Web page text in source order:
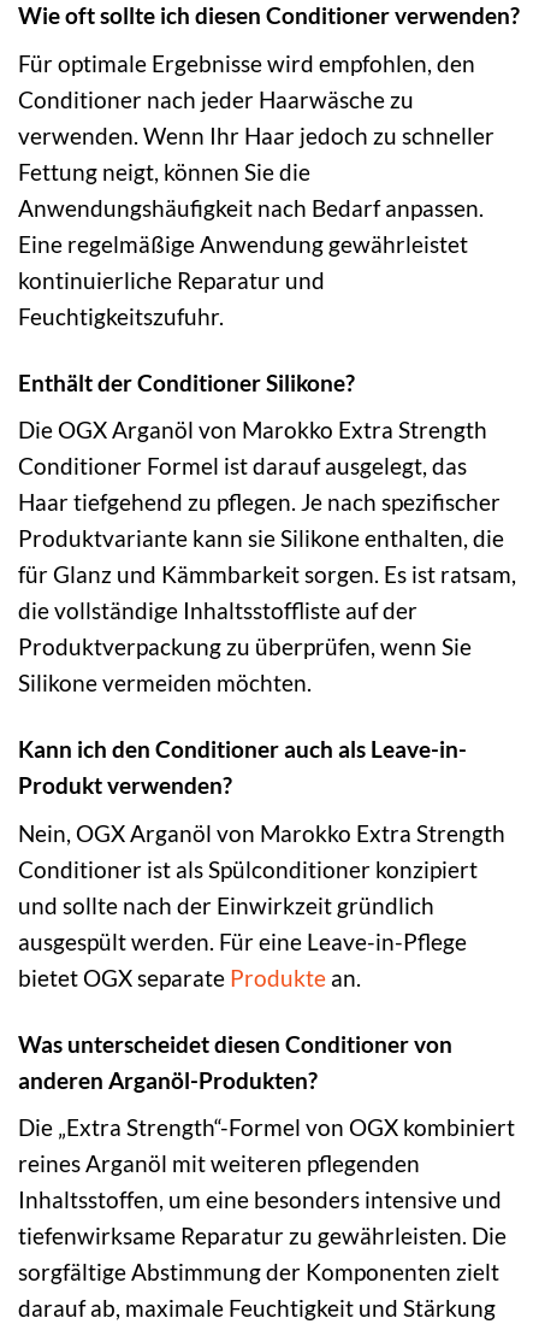
Wie oft sollte ich diesen Conditioner verwenden?
Für optimale Ergebnisse wird empfohlen, den
Conditioner nach jeder Haarwäsche zu
verwenden. Wenn Ihr Haar jedoch zu schneller
Fettung neigt, können Sie die
Anwendungshäufigkeit nach Bedarf anpassen.
Eine regelmäßige Anwendung gewährleistet
kontinuierliche Reparatur und
Feuchtigkeitszufuhr.
Enthält der Conditioner Silikone?
Die OGX Arganöl von Marokko Extra Strength
Conditioner Formel ist darauf ausgelegt, das
Haar tiefgehend zu pflegen. Je nach spezifischer
Produktvariante kann sie Silikone enthalten, die
für Glanz und Kämmbarkeit sorgen. Es ist ratsam,
die vollständige Inhaltsstoffliste auf der
Produktverpackung zu überprüfen, wenn Sie
Silikone vermeiden möchten.
Kann ich den Conditioner auch als Leave-in-
Produkt verwenden?
Nein, OGX Arganöl von Marokko Extra Strength
Conditioner ist als Spülconditioner konzipiert
und sollte nach der Einwirkzeit gründlich
ausgespült werden. Für eine Leave-in-Pflege
bietet OGX separate Produkte an.
Was unterscheidet diesen Conditioner von
anderen Arganöl-Produkten?
Die „Extra Strength“-Formel von OGX kombiniert
reines Arganöl mit weiteren pflegenden
Inhaltsstoffen, um eine besonders intensive und
tiefenwirksame Reparatur zu gewährleisten. Die
sorgfältige Abstimmung der Komponenten zielt
darauf ab, maximale Feuchtigkeit und Stärkung